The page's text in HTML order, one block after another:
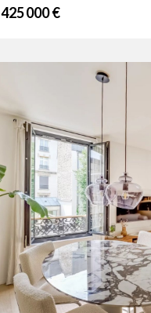
425 000 €